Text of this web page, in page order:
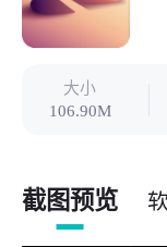
大小
106.90M
截图预览